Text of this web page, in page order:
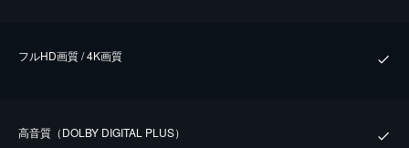
フルHD画質 / 4K画質
⾼⾳質（DOLBY DIGITAL PLUS）